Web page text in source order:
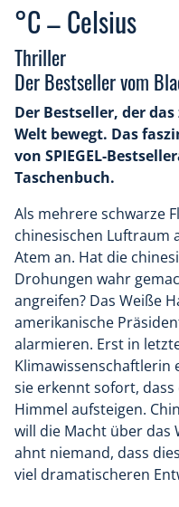
°C – Celsius
Thriller
Der Bestseller vom
Der Bestseller, der
Welt bewegt. Das
von SPIEGEL-
Taschenbuch.
Als mehrere schwarze
chinesischen Luftraum
Atem an. Hat die
Drohungen wahr
angreifen? Das Weiße
amerikanische
alarmieren. Erst in
Klimawissenschaftlerin
sie erkennt sofort,
Himmel aufsteigen.
will die Macht über das
ahnt niemand, dass
viel dramatischeren